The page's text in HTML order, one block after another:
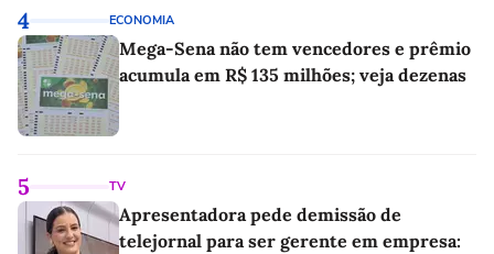
4 ECONOMIA
Mega-Sena não tem vencedores e prêmio
acumula em R$ 135 milhões; veja dezenas
5 TV
Apresentadora pede demissão de
telejornal para ser gerente em empresa: